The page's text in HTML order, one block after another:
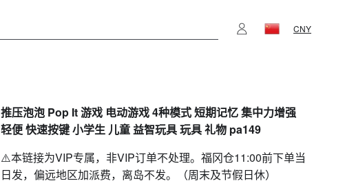
CNY
推压泡泡 Pop It 游戏 电动游戏 4种模式 短期记忆 集中力增强
轻便 快速按键 小学生 儿童 益智玩具 玩具 礼物 pa149
⚠️本链接为VIP专属，非VIP订单不处理。福冈仓11:00前下单当
日发，偏远地区加派费，离岛不发。（周末及节假日休）